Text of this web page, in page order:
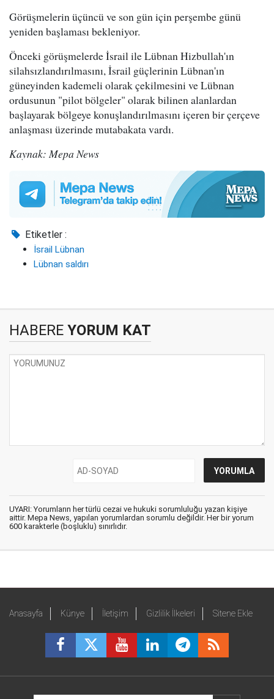
Görüşmelerin üçüncü ve son gün için perşembe günü
yeniden başlaması bekleniyor.
Önceki görüşmelerde İsrail ile Lübnan Hizbullah'ın
silahsızlandırılmasını, İsrail güçlerinin Lübnan'ın
güneyinden kademeli olarak çekilmesini ve Lübnan
ordusunun "pilot bölgeler" olarak bilinen alanlardan
başlayarak bölgeye konuşlandırılmasını içeren bir çerçeve
anlaşması üzerinde mutabakata vardı.
Kaynak: Mepa News
Etiketler :
İsrail Lübnan
Lübnan saldırı
HABERE YORUM KAT
UYARI: Yorumların her türlü cezai ve hukuki sorumluluğu yazan kişiye
aittir. Mepa News, yapılan yorumlardan sorumlu değildir. Her bir yorum
600 karakterle (boşluklu) sınırlıdır.
Anasayfa Künye İletişim Gizlilik İlkeleri Sitene Ekle